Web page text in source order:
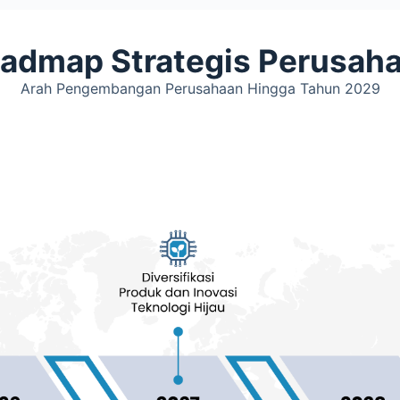
Strategis
Arah Pengembangan Perusahaan Hingga Tahun 2029